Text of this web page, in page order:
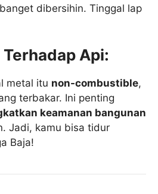
dibersihin. Tinggal lap
Terhadap Api:
metal itu non-combustible,
terbakar. Ini penting
keamanan bangunan
Jadi, kamu bisa tidur
Baja!